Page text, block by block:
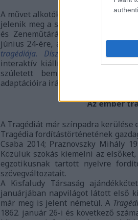
A művet alkotóként olvasók saját
jelenik meg a színpadon 1883
és Zeneműtárának, valamint
június 24-ére, a Múzeumok
tragédiája. Díszlet- és jelmeztervek,
interaktív kiállítást a Tragédia
született bemutatók
adaptációira irányítva a figyelmet.)
Az ember
A Tragédiát már színpadra kerülése
Tragédia fordítástörténetének
Csaba 2014; Praznovszky Mihály
Közülük szokás kiemelni az
egzotikusnak tartott nyelvre
szövegváltozatait.
A Kisfaludy Társaság
januárjában napvilágot látott első
már meg is jelent németül. A
1862. január 26-i és következő